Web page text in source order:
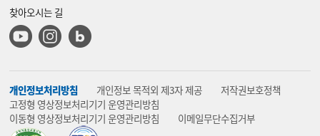
찾아오시는 길
유튜브인스타그램블로그
개인정보처리방침 개인정보 목적외 제3자 제공
저작권보호정책
고정형 영상정보처리기기 운영관리방침
이동형 영상정보처리기기 운영관리방침
이메일무단수집거부